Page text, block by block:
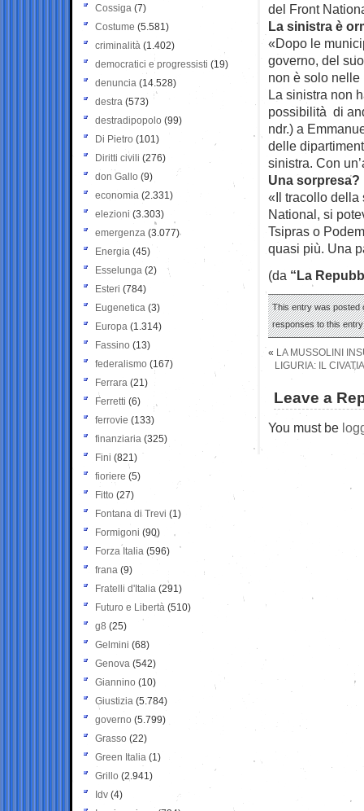
del Front
La sinistra è
«Dopo le
governo, del
non è solo nelle
La sinistra non
possibilità di
ndr.) a
delle
sinistra. Con
Una sorpresa?
«Il tracollo della
National, si
Tsipras o
quasi più. Una
(da “La
This entry was posted
responses to this
« LA MUSSOLINI
LIGURIA: IL
Leave a
You must be
Cossiga (7)
Costume (5.581)
criminalità (1.402)
democratici e progressisti (19)
denuncia (14.528)
destra (573)
destradipopolo (99)
Di Pietro (101)
Diritti civili (276)
don Gallo (9)
economia (2.331)
elezioni (3.303)
emergenza (3.077)
Energia (45)
Esselunga (2)
Esteri (784)
Eugenetica (3)
Europa (1.314)
Fassino (13)
federalismo (167)
Ferrara (21)
Ferretti (6)
ferrovie (133)
finanziaria (325)
Fini (821)
fioriere (5)
Fitto (27)
Fontana di Trevi (1)
Formigoni (90)
Forza Italia (596)
frana (9)
Fratelli d'Italia (291)
Futuro e Libertà (510)
g8 (25)
Gelmini (68)
Genova (542)
Giannino (10)
Giustizia (5.784)
governo (5.799)
Grasso (22)
Green Italia (1)
Grillo (2.941)
Idv (4)